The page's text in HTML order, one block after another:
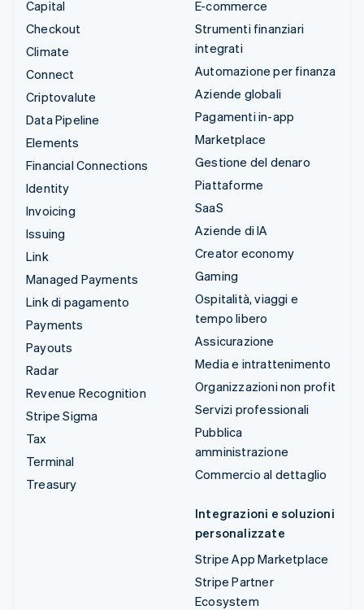
Capital
Checkout
Climate
Connect
Criptovalute
Data Pipeline
Elements
Financial Connections
Identity
Invoicing
Issuing
Link
Managed Payments
Link di pagamento
Payments
Payouts
Radar
Revenue Recognition
Stripe Sigma
Tax
Terminal
Treasury
E-commerce
Strumenti finanziari
integrati
Automazione per finanza
Aziende globali
Pagamenti in-app
Marketplace
Gestione del denaro
Piattaforme
SaaS
Aziende di IA
Creator economy
Gaming
Ospitalità, viaggi e
tempo libero
Assicurazione
Media e intrattenimento
Organizzazioni non profit
Servizi professionali
Pubblica
amministrazione
Commercio al dettaglio
Integrazioni e soluzioni
personalizzate
Stripe App Marketplace
Stripe Partner
Ecosystem